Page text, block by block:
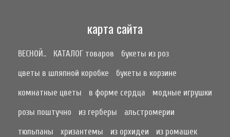
карта сайта
ВЕСНОЙ.. КАТАЛОГ товаров
букеты из роз
цветы в шляпной коробке
букеты в корзине
комнатные цветы
в форме сердца
модные игрушки
розы поштучно
из герберы
альстромерии
тюльпаны
хризантемы из орхидеи
из ромашек